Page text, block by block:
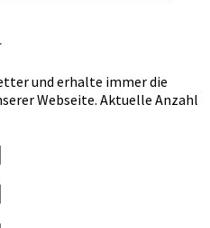
und erhalte immer die
Webseite. Aktuelle Anzahl